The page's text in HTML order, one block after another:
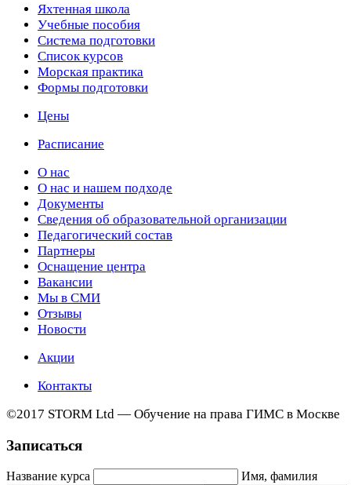
Яхтенная школа
Учебные пособия
Cистема подготовки
Список курсов
Морская практика
Формы подготовки
Цены
Расписание
О нас
О нас и нашем подходе
Документы
Сведения об образовательной организации
Педагогический состав
Партнеры
Оснащение центра
Вакансии
Мы в СМИ
Отзывы
Новости
Акции
Контакты
©2017 STORM Ltd — Обучение на права ГИМС в Москве
Записаться
Название курса
Имя, фамилия